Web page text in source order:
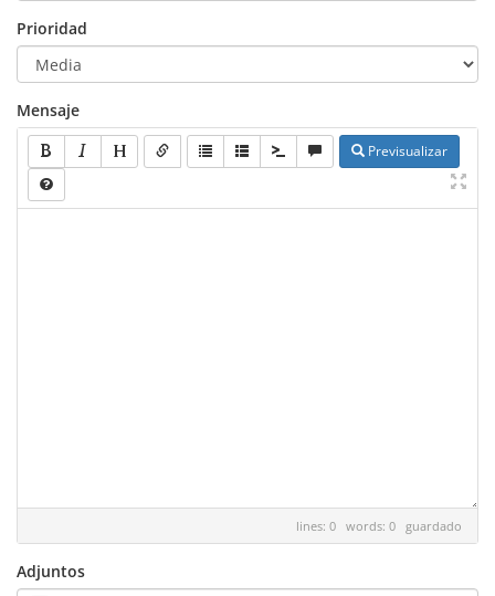
Prioridad
Mensaje
Previsualizar
lines: 0 words: 0 guardado
Adjuntos